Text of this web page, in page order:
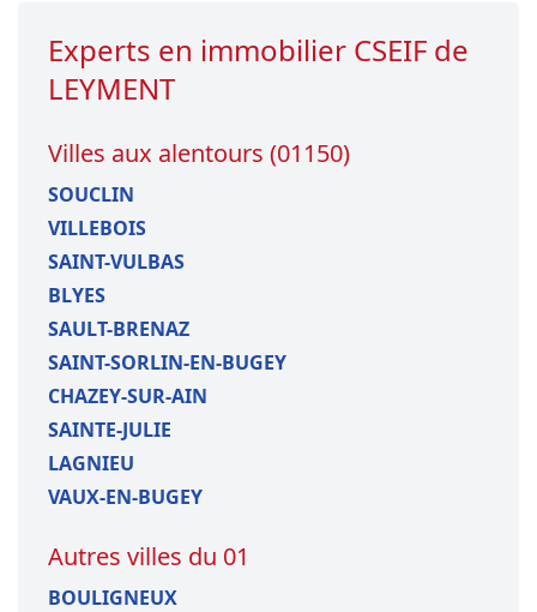
Experts en immobilier CSEIF de
LEYMENT
Villes aux alentours (01150)
SOUCLIN
VILLEBOIS
SAINT-VULBAS
BLYES
SAULT-BRENAZ
SAINT-SORLIN-EN-BUGEY
CHAZEY-SUR-AIN
SAINTE-JULIE
LAGNIEU
VAUX-EN-BUGEY
Autres villes du 01
BOULIGNEUX